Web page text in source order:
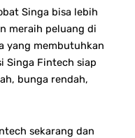
Singa bisa lebih
meraih peluang di
yang membutuhkan
Singa Fintech siap
bunga rendah,
sekarang dan